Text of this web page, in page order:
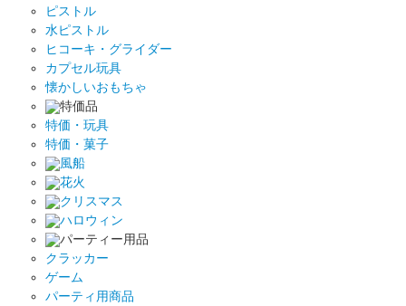
ピストル
水ピストル
ヒコーキ・グライダー
カプセル玩具
懐かしいおもちゃ
特価品
特価・玩具
特価・菓子
風船
花火
クリスマス
ハロウィン
パーティー用品
クラッカー
ゲーム
パーティ用商品